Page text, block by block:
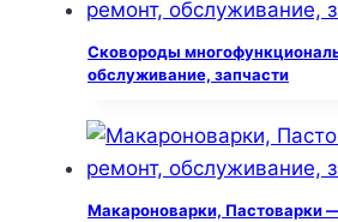
Сковороды
обслуживание, запчасти
Макароноварки, Пастоварки